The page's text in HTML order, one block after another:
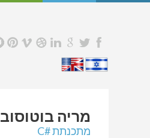
מריה בוטוסוב
מתכנתת #C